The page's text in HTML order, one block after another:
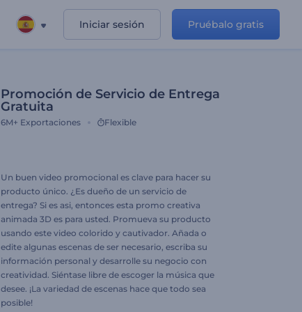
Iniciar sesión Pruébalo gratis
Promoción de Servicio de Entrega
Gratuita
6M+ Exportaciones Flexible
Un buen video promocional es clave para hacer su
producto único. ¿Es dueño de un servicio de
entrega? Si es asi, entonces esta promo creativa
animada 3D es para usted. Promueva su producto
usando este video colorido y cautivador. Añada o
edite algunas escenas de ser necesario, escriba su
información personal y desarrolle su negocio con
creatividad. Siéntase libre de escoger la música que
desee. ¡La variedad de escenas hace que todo sea
posible!